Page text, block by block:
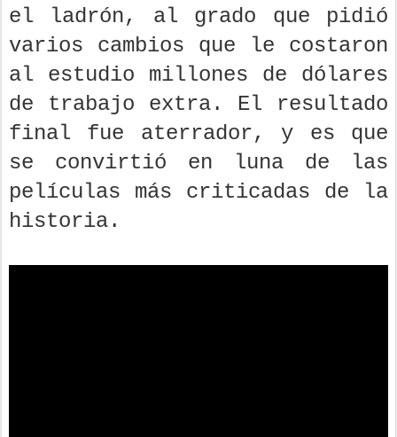
el ladrón, al grado que pidió
varios cambios que le costaron
al estudio millones de dólares
de trabajo extra. El resultado
final fue aterrador, y es que
se convirtió en luna de las
películas más criticadas de la
historia.